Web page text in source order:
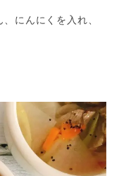
にんにくを入れ、